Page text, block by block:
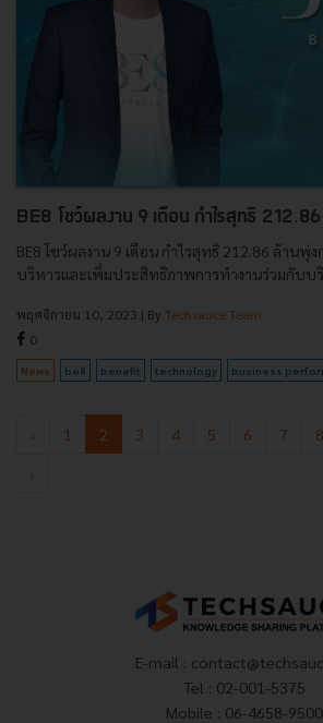
BE8 โชว์ผลงาน 9 เดือน กำไรสุทธิ
BE8 โชว์ผลงาน 9 เดือน กำไรสุทธิ 212.86 ล้านพุ่
บริหารและเพิ่มประสิทธิภาพการทำงานร่วมกับบริ
พฤศจิกายน 10, 2023 | By Techsauce Team
0
News be8 benefit technology business
‹ 1 2 3 4 5 6 7 8
›
E-mail :
Tel : 02-001-5375
Mobile : 06-4658-9500